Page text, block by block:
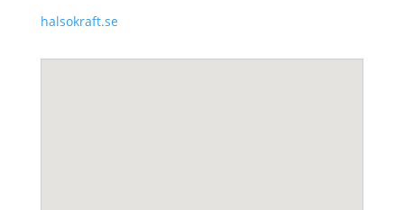
halsokraft.se